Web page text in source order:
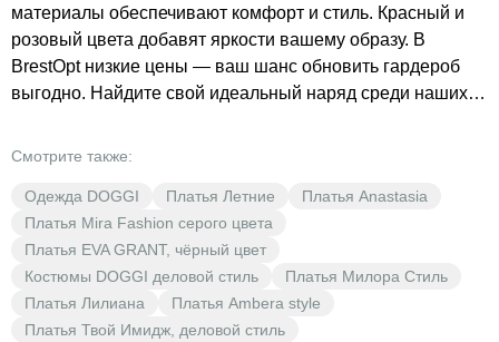
материалы обеспечивают комфорт и стиль. Красный и
розовый цвета добавят яркости вашему образу. В
BrestOpt низкие цены — ваш шанс обновить гардероб
выгодно. Найдите свой идеальный наряд среди наших
Смотрите также:
Одежда DOGGI Платья Летние
Платья Anastasia
Платья Mira Fashion серого цвета
Платья EVA GRANT, чёрный цвет
Костюмы DOGGI деловой стиль
Платья Милора Стиль
Платья Лилиана
Платья Ambera style
Платья Твой Имидж, деловой стиль